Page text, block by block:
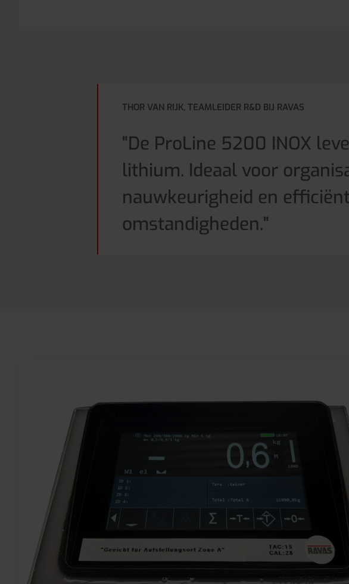
THOR VAN RIJK, TEAMLEIDER R&D BIJ RAVAS
"De ProLine 5200 INOX
lithium. Ideaal voor
nauwkeurigheid en
omstandigheden."